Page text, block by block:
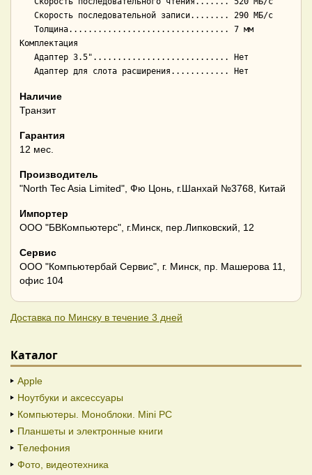
Комплектация
Наличие
Транзит
Гарантия
12 мес.
Производитель
"North Tec Asia Limited", Фю Цонь, г.Шанхай №3768, Китай
Импортер
ООО "БВКомпьютерс", г.Минск, пер.Липковский, 12
Сервис
ООО "Компьютербай Сервис", г. Минск, пр. Машерова 11,
офис 104
Доставка по Минску в течение 3 дней
Каталог
Apple
Ноутбуки и аксессуары
Компьютеры. Моноблоки. Mini PC
Планшеты и электронные книги
Телефония
Фото, видеотехника